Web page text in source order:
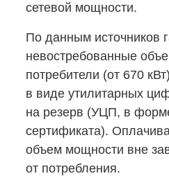
сетевой мощности.
По данным источников
невостребованные
потребители (от 670
в виде утилитарных
на резерв (УЦП, в
сертификата).
объем мощности вне
от потребления.